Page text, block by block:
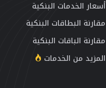
أسعار الخدمات البنكية
مقارنة البطاقات البنكية
مقارنة الباقات البنكية
المزيد من الخدمات